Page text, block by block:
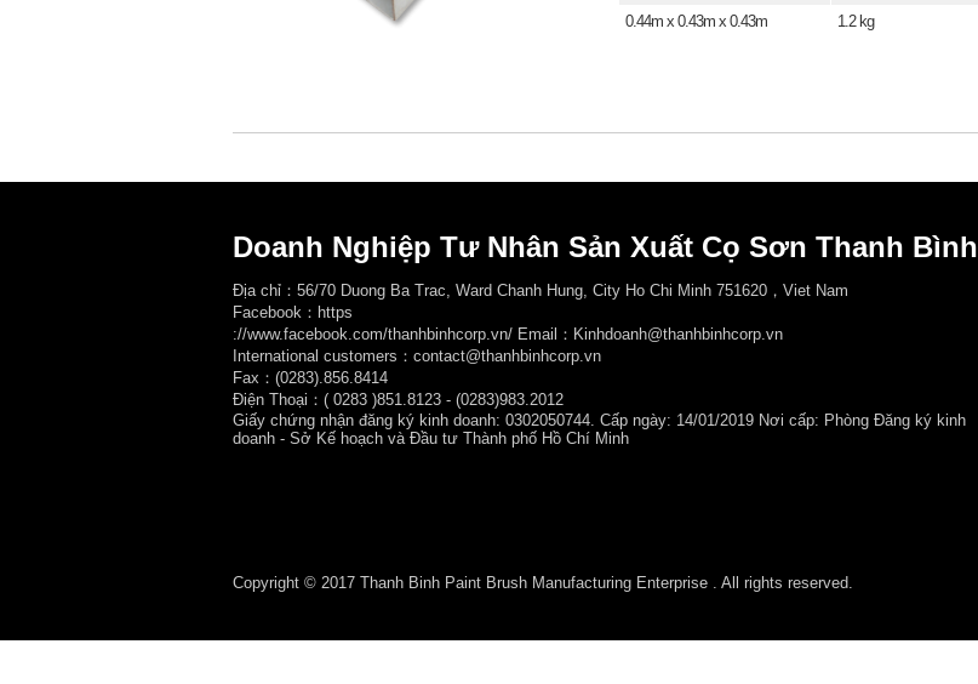
0.44m x 0.43m x 0.43m
1.2 kg
Doanh Nghiệp Tư Nhân Sản Xuất Cọ Sơn Thanh Bình
Địa chỉ：56/70 Duong Ba Trac, Ward Chanh Hung, City Ho Chi Minh 751620，Viet Nam
Facebook： https
://www.facebook.com/thanhbinhcorp.vn/ Email：Kinhdoanh@thanhbinhcorp.vn
International customers：contact@thanhbinhcorp.vn
Fax：(0283).856.8414
Điện Thoại：( 0283 )851.8123 - (0283)983.2012
Giấy chứng nhận đăng ký kinh doanh: 0302050744. Cấp ngày: 14/01/2019 Nơi cấp: Phòng Đăng ký kinh
doanh - Sở Kế hoạch và Đầu tư Thành phố Hồ Chí Minh
Copyright © 2017 Thanh Binh Paint Brush Manufacturing Enterprise . All rights reserved.